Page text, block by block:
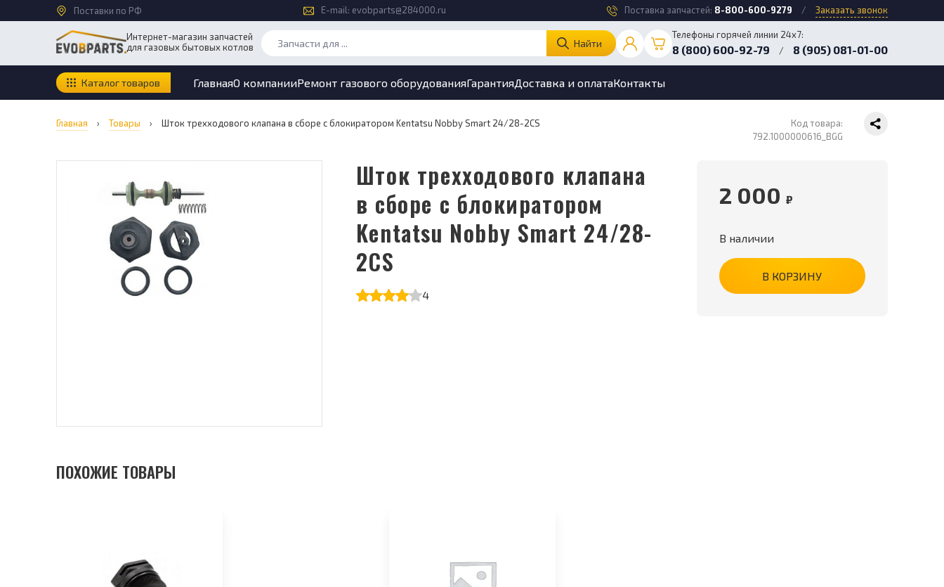
Поставки по РФ E-mail: evobparts@284000.ru Поставка запчастей: 8-800-600-9279 / Заказать звонок
Интернет-магазин запчастей
для газовых бытовых котлов
Найти
Телефоны горячей линии 24х7:
8 (800) 600-92-79 / 8 (905) 081-01-00
Каталог товаров ГлавнаяО компанииРемонт газового оборудованияГарантияДоставка и оплатаКонтакты
Главная › Товары › Шток трехходового клапана в сборе с блокиратором Kentatsu Nobby Smart 24/28-2CS
Код товара:
792.1000000616_BGG
Шток трехходового клапана
в сборе с блокиратором
Kentatsu Nobby Smart 24/28-
2CS
4
2 000 ₽
В наличии
В КОРЗИНУ
ПОХОЖИЕ ТОВАРЫ